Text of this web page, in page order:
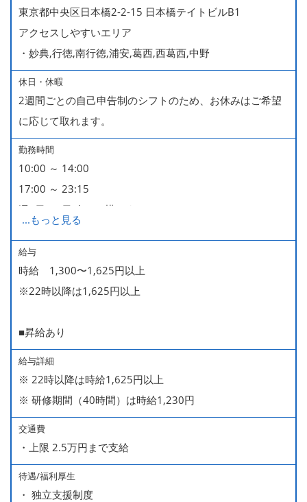
東京都中央区日本橋2-2-15 日本橋テイトビルB1
アクセスしやすいエリア
・妙典,行徳,南行徳,浦安,葛西,西葛西,中野
休日・休暇
2週間ごとの自己申告制のシフトのため、お休みはご希望
に応じて取れます。
勤務時間
10:00 ～ 14:00
17:00 ～ 23:15
週2日・1日4h～で構いません。
■時短勤務制度あり
...もっと見る
給与
時給 1,300〜1,625円以上
※22時以降は1,625円以上
■昇給あり
給与詳細
※ 22時以降は時給1,625円以上
※ 研修期間（40時間）は時給1,230円
交通費
・上限 2.5万円まで支給
待遇/福利厚生
・ 独立支援制度